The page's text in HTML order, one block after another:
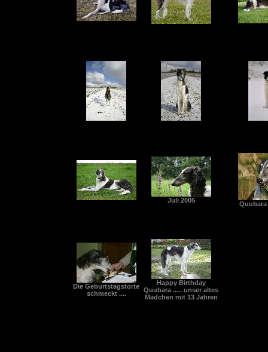
Juli 2005
Die Geburtstagstorte
schmeckt ....
Happy Birthday
Quubara ..... unser altes
Mädchen mit 13 Jahren